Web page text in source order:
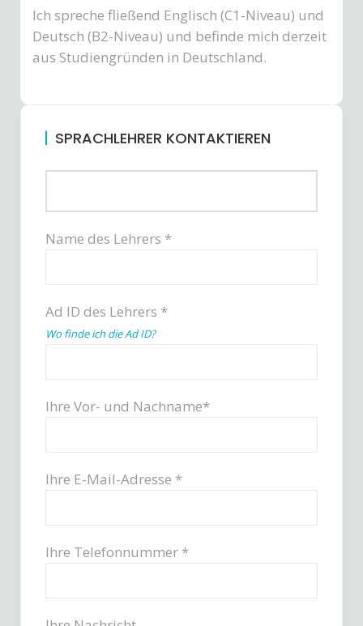
Ich spreche fließend Englisch (C1-Niveau) und
Deutsch (B2-Niveau) und befinde mich derzeit
aus Studiengründen in Deutschland.
SPRACHLEHRER KONTAKTIEREN
Name des Lehrers *
Ad ID des Lehrers *
Wo finde ich die Ad ID?
Ihre Vor- und Nachname*
Ihre E-Mail-Adresse *
Ihre Telefonnummer *